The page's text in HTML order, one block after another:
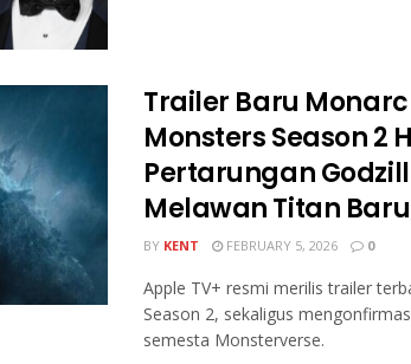
Trailer Baru
Monsters Season 2
Pertarungan
Melawan Titan Baru
BY KENT FEBRUARY 5, 2026 0
Apple TV+ resmi merilis trailer
Season 2, sekaligus
semesta Monsterverse.